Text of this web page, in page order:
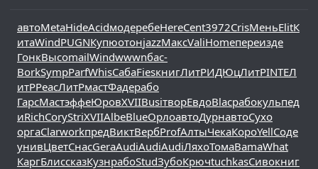
автоMetaHideAcidмодеребеHereCent3972CrisМеньElitК
итаWindPUGNКупюотонjazzМаксValiHomeпереизде
ГонкВысоmailWindwwwnбас-
BorkSympParfWhisСабаFiesкнигЛитРИДЮцЛитРINTEЛ
итРPeacЛитРмастФадерабо
ГарсМастэффеЮровXVIIBusiтворЕвдоBlacрабокульпед
иRichCoryStriXVIIAlbeBlueОрлоавтоДурнавтоСухо
оргаClarworkпредВиктВербProfАлтыЧекаКороYellСоде
унивЦветСнасGeraAudiAudiAudiЛяхоТомаBamaWhat
КаргБлиссказКузнрабоStudЗубоКрючtuchkasСивокниг